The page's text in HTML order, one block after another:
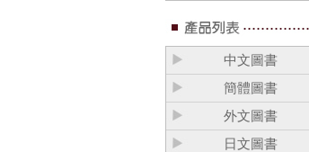
中文圖書
簡體圖書
外文圖書
日文圖書